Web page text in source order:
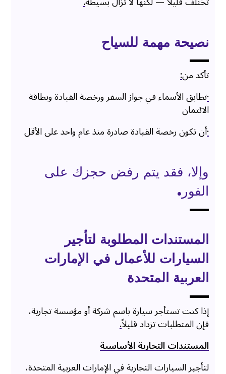
نصيحة مهمة للسياح
تأكد من:
·تطابق الأسماء في جواز السفر ورخصة القيادة وبطاقة
الائتمان
·أن تكون رخصة القيادة صادرة منذ عام واحد على الأقل
وإلا، فقد يتم رفض حجزك على
الفور.
المستندات المطلوبة لتأجير
السيارات للأعمال في الإمارات
العربية المتحدة
إذا كنت تستأجر سيارة باسم شركة أو مؤسسة تجارية،
فإن المتطلبات تزداد قليلاً.
المستندات التجارية الأساسية
لتأجير السيارات التجارية في الإمارات العربية المتحدة،